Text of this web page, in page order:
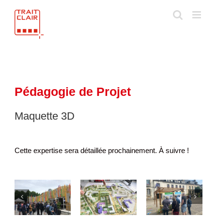
Pédagogie de Projet
Maquette 3D
Cette expertise sera détaillée prochainement. À suivre !
Maquette
3D
Panneau
d’information
Infographie